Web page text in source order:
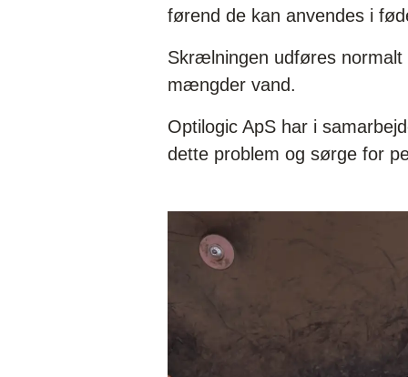
førend de kan anvendes i
Skrælningen udføres
mængder vand.
Optilogic ApS har i
dette problem og sørge for